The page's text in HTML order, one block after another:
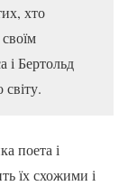
хто
і Бертольд
поета і
їх схожими і